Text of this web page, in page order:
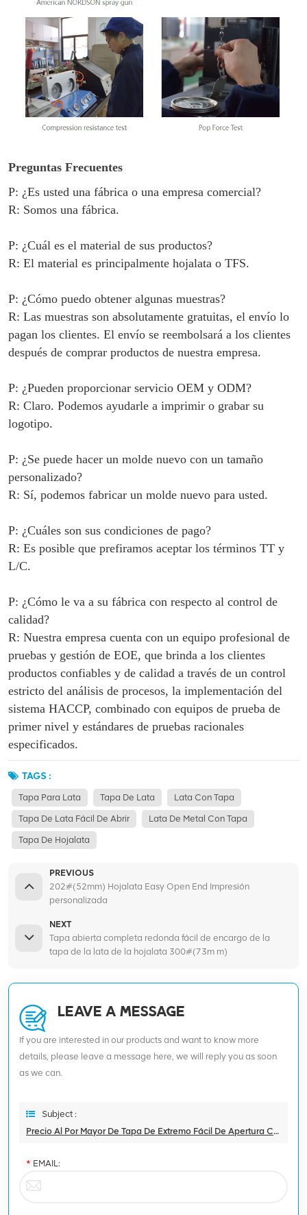
Preguntas Frecuentes
P: ¿Es usted una fábrica o una empresa comercial?
R: Somos una fábrica.
P: ¿Cuál es el material de sus productos?
R: El material es principalmente hojalata o TFS.
P: ¿Cómo puedo obtener algunas muestras?
R: Las muestras son absolutamente gratuitas, el envío lo
pagan los clientes. El envío se reembolsará a los clientes
después de comprar productos de nuestra empresa.
P: ¿Pueden proporcionar servicio OEM y ODM?
R: Claro. Podemos ayudarle a imprimir o grabar su
logotipo.
P: ¿Se puede hacer un molde nuevo con un tamaño
personalizado?
R: Sí, podemos fabricar un molde nuevo para usted.
P: ¿Cuáles son sus condiciones de pago?
R: Es posible que prefiramos aceptar los términos TT y
L/C.
P: ¿Cómo le va a su fábrica con respecto al control de
calidad?
R: Nuestra empresa cuenta con un equipo profesional de
pruebas y gestión de EOE, que brinda a los clientes
productos confiables y de calidad a través de un control
estricto del análisis de procesos, la implementación del
sistema HACCP, combinado con equipos de prueba de
primer nivel y estándares de pruebas racionales
especificados.
TAGS :
Tapa Para Lata Tapa De Lata Lata Con Tapa
Tapa De Lata Fácil De Abrir Lata De Metal Con Tapa
Tapa De Hojalata
PREVIOUS
202#(52mm) Hojalata Easy Open End Impresión
personalizada
NEXT
Tapa abierta completa redonda fácil de encargo de la
tapa de la lata de la hojalata 300#(73m m)
LEAVE A MESSAGE
If you are interested in our products and want to know more
details, please leave a message here, we will reply you as soon
as we can.
Subject :
Precio Al Por Mayor De Tapa De Extremo Fácil De Apertura Completa De Hojalata 214 # (70 Mm)
* EMAIL: